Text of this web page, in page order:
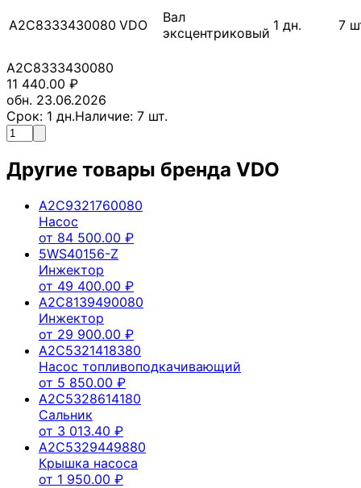
A2C8333430080 VDO
Вал
эксцентриковый 1 дн. 7
A2C8333430080
11 440.00 ₽
обн. 23.06.2026
Срок: 1 дн.Наличие: 7 шт.
Другие товары бренда VDO
A2C9321760080
Насос
от 84 500.00 ₽
5WS40156-Z
Инжектор
от 49 400.00 ₽
A2C8139490080
Инжектор
от 29 900.00 ₽
A2C5321418380
Насос топливоподкачивающий
от 5 850.00 ₽
A2C5328614180
Сальник
от 3 013.40 ₽
A2C5329449880
Крышка насоса
от 1 950.00 ₽